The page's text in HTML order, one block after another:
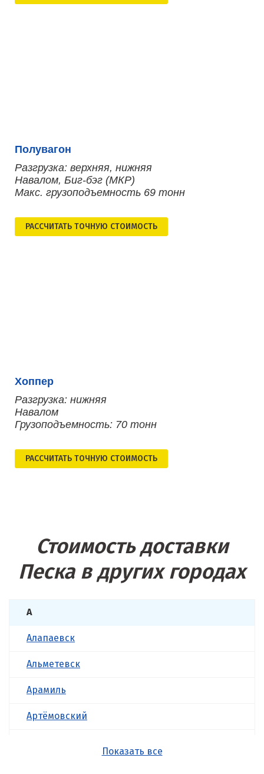
Полувагон
Разгрузка: верхняя, нижняя
Навалом, Биг-бэг (МКР)
Макс. грузоподъемность 69 тонн
РАСCЧИТАТЬ ТОЧНУЮ СТОИМОСТЬ
Хоппер
Разгрузка: нижняя
Навалом
Грузоподъемность: 70 тонн
РАСCЧИТАТЬ ТОЧНУЮ СТОИМОСТЬ
Стоимость доставки
Песка в других городах
А
Алапаевск
Альметевск
Арамиль
Артёмовский
Показать все